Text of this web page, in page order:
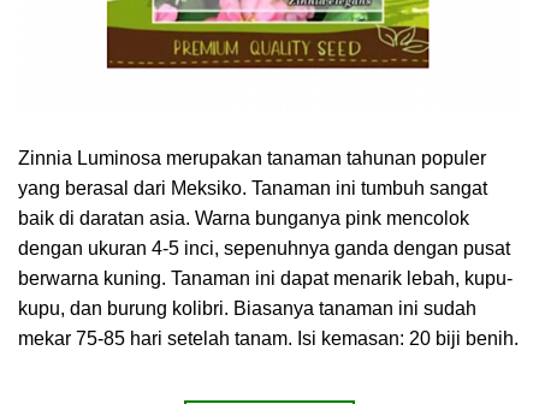
Zinnia Luminosa merupakan tanaman tahunan populer
yang berasal dari Meksiko. Tanaman ini tumbuh sangat
baik di daratan asia. Warna bunganya pink mencolok
dengan ukuran 4-5 inci, sepenuhnya ganda dengan pusat
berwarna kuning. Tanaman ini dapat menarik lebah, kupu-
kupu, dan burung kolibri. Biasanya tanaman ini sudah
mekar 75-85 hari setelah tanam. Isi kemasan: 20 biji benih.